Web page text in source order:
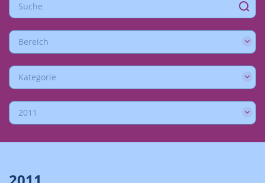
Bereich
Kategorie
2011